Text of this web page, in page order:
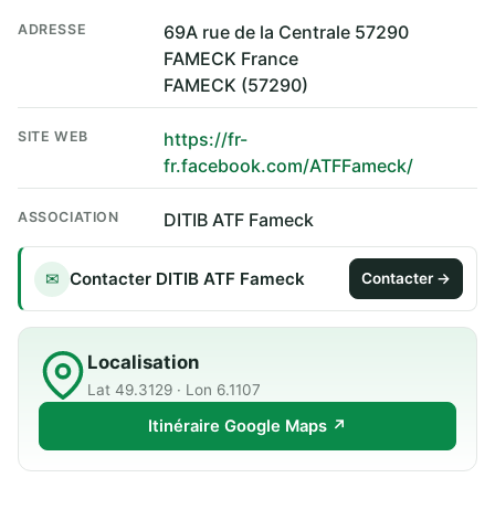
ADRESSE
69A rue de la Centrale 57290
FAMECK France
FAMECK (57290)
SITE WEB
https://fr-
fr.facebook.com/ATFFameck/
ASSOCIATION DITIB ATF Fameck
✉ Contacter DITIB ATF Fameck Contacter →
Localisation
Lat 49.3129 · Lon 6.1107
Itinéraire Google Maps ↗